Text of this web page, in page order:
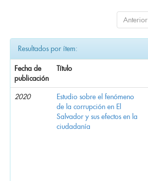
Anterior
Resultados por ítem:
Fecha de
publicación
Título
2020
Estudio sobre el fenómeno
de la corrupción en El
Salvador y sus efectos en la
ciudadanía